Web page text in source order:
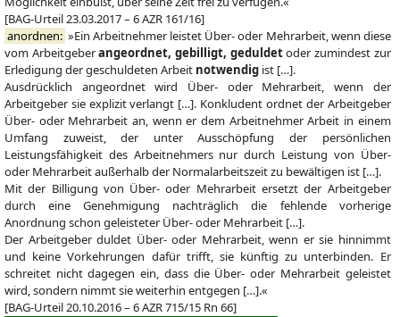
[BAG-Urteil 23.03.2017 – 6 AZR 161/16]
anordnen: »Ein Arbeitnehmer leistet Über- oder Mehrarbeit, wenn diese
vom Arbeitgeberangeordnet, gebilligt, geduldetoder zumindest zur
Erledigung der geschuldeten Arbeit notwendig ist […].
Ausdrücklich angeordnet wird Über- oder Mehrarbeit, wenn der
Arbeitgeber sie explizit verlangt […]. Konkludent ordnet der Arbeitgeber
Über- oder Mehrarbeit an, wenn er dem Arbeitnehmer Arbeit in einem
Umfang zuweist, der unter Ausschöpfung der persönlichen
Leistungsfähigkeit des Arbeitnehmers nur durch Leistung von Über-
oder Mehrarbeit außerhalb der Normalarbeitszeit zu bewältigen ist […].
Mit der Billigung von Über- oder Mehrarbeit ersetzt der Arbeitgeber
durch eine Genehmigung nachträglich die fehlende vorherige
Anordnung schon geleisteter Über- oder Mehrarbeit […].
Der Arbeitgeber duldet Über- oder Mehrarbeit, wenn er sie hinnimmt
und keine Vorkehrungen dafür trifft, sie künftig zu unterbinden. Er
schreitet nicht dagegen ein, dass die Über- oder Mehrarbeit geleistet
wird, sondern nimmt sie weiterhin entgegen […].«
[BAG-Urteil 20.10.2016 – 6 AZR 715/15 Rn 66]